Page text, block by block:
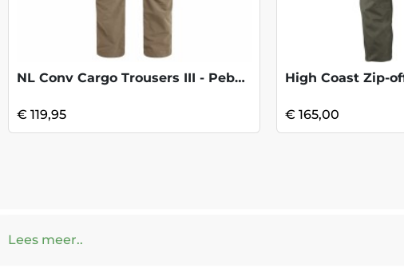
NL Conv Cargo Trousers III - Pebble
€ 119,95 € 165,00
Lees meer..